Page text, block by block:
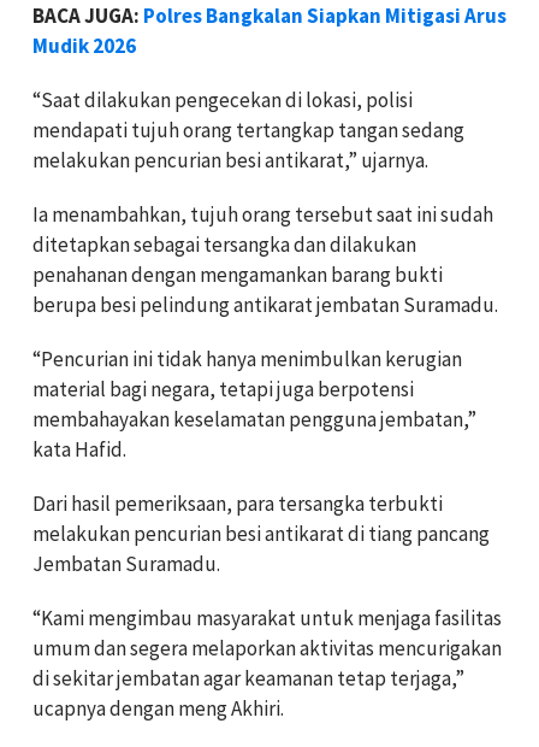
BACA JUGA: Polres Bangkalan Siapkan Mitigasi Arus
Mudik 2026
“Saat dilakukan pengecekan di lokasi, polisi
mendapati tujuh orang tertangkap tangan sedang
melakukan pencurian besi antikarat,” ujarnya.
Ia menambahkan, tujuh orang tersebut saat ini sudah
ditetapkan sebagai tersangka dan dilakukan
penahanan dengan mengamankan barang bukti
berupa besi pelindung antikarat jembatan Suramadu.
“Pencurian ini tidak hanya menimbulkan kerugian
material bagi negara, tetapi juga berpotensi
membahayakan keselamatan pengguna jembatan,”
kata Hafid.
Dari hasil pemeriksaan, para tersangka terbukti
melakukan pencurian besi antikarat di tiang pancang
Jembatan Suramadu.
“Kami mengimbau masyarakat untuk menjaga fasilitas
umum dan segera melaporkan aktivitas mencurigakan
di sekitar jembatan agar keamanan tetap terjaga,”
ucapnya dengan meng Akhiri.